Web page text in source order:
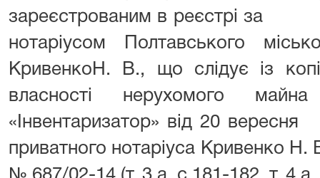
зареєстрованим в реєстрі
нотаріусом Полтавського
КривенкоН. В., що слідує із
власності нерухомого
«Інвентаризатор» від 20
приватного нотаріуса Кривенко Н.